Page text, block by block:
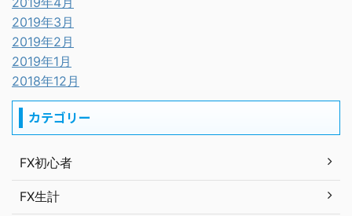
2019年3月
2019年2月
2019年1月
2018年12月
カテゴリー
FX初心者
FX生計